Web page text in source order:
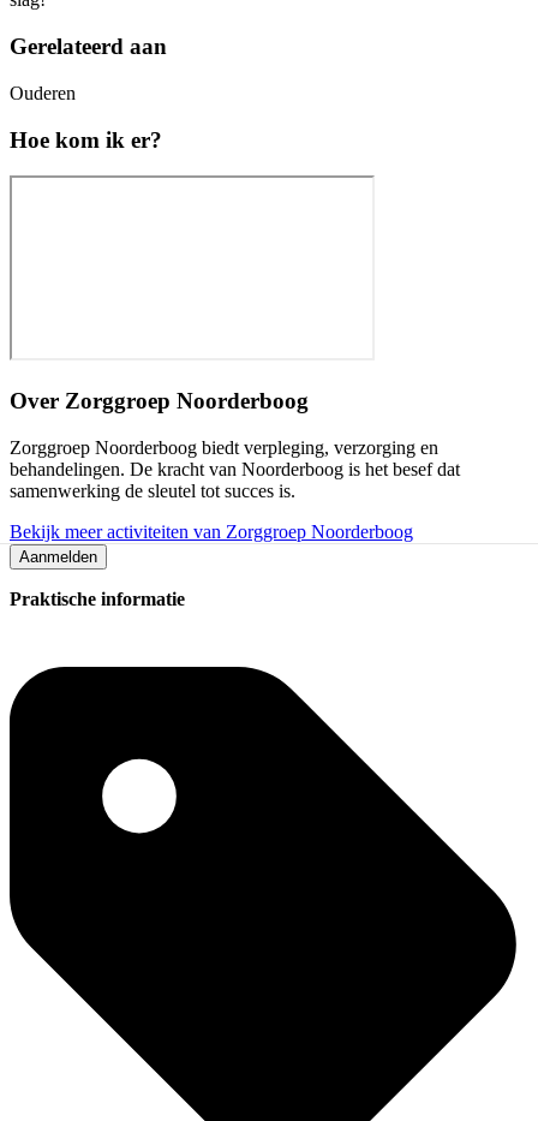
Gerelateerd aan
Ouderen
Hoe kom ik er?
Over Zorggroep Noorderboog
Zorggroep Noorderboog biedt verpleging, verzorging en
behandelingen. De kracht van Noorderboog is het besef dat
samenwerking de sleutel tot succes is.
Bekijk meer activiteiten van Zorggroep Noorderboog
Aanmelden
Praktische informatie